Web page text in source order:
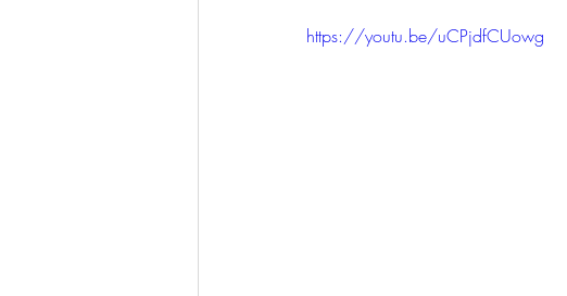
https://youtu.be/uCPjdfCUowg